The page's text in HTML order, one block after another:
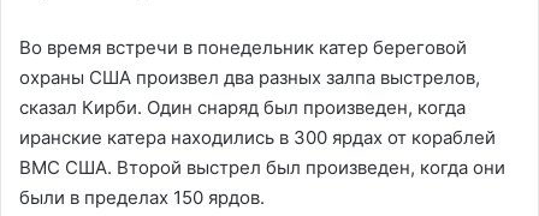
Во время встречи в понедельник катер береговой
охраны США произвел два разных залпа выстрелов,
сказал Кирби. Один снаряд был произведен, когда
иранские катера находились в 300 ярдах от кораблей
ВМС США. Второй выстрел был произведен, когда они
были в пределах 150 ярдов.